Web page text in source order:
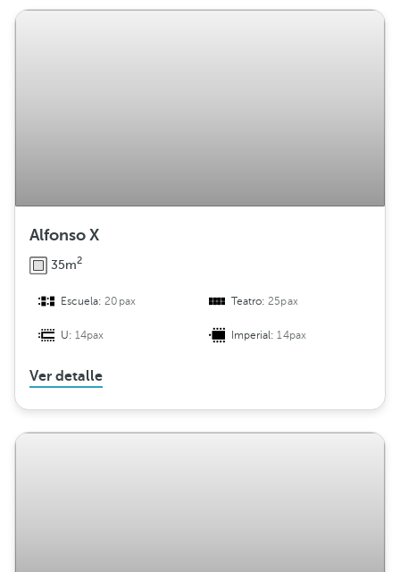
Alfonso X
35m2
Escuela:20pax Teatro:25pax
U:14pax Imperial:14pax
Ver detalle